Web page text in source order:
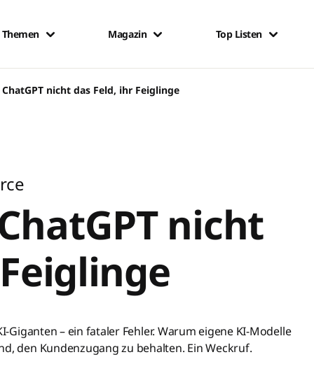
Themen Magazin Top Listen
nicht das Feld, ihr Feiglinge
nicht
– ein fataler Fehler. Warum eigene KI-Modelle
den Kundenzugang zu behalten. Ein Weckruf.